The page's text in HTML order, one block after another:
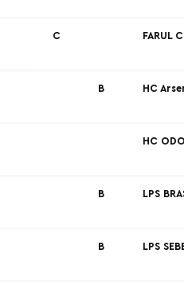
C FARUL
B HC
HC
B LPS
B LPS